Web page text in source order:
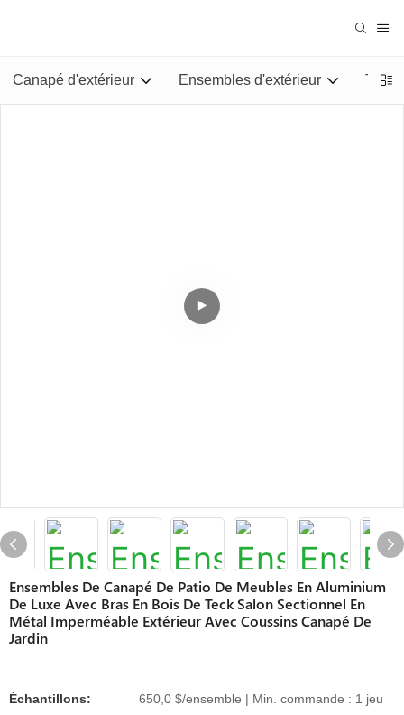
Canapé d'extérieur Ensembles d'extérieur
Ensembles De Canapé De Patio De Meubles En Aluminium
De Luxe Avec Bras En Bois De Teck Salon Sectionnel En
Métal Imperméable Extérieur Avec Coussins Canapé De
Jardin
Échantillons: 650,0 $/ensemble | Min. commande : 1 jeu